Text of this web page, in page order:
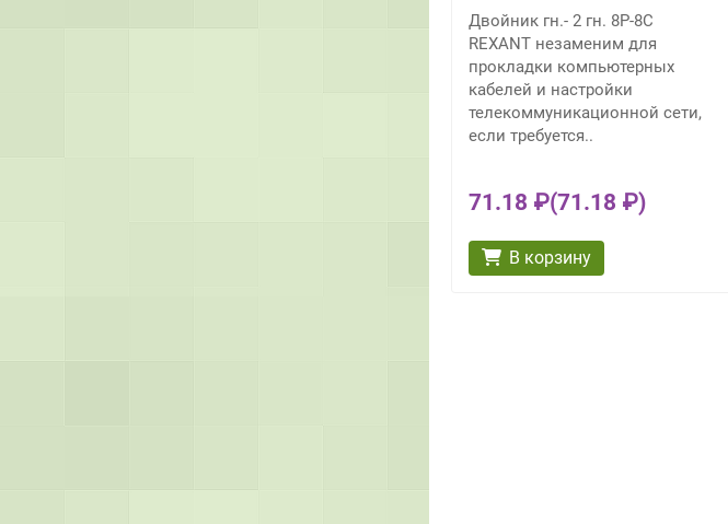
Двойник гн.- 2 гн. 8Р-8С
REXANT незаменим для
прокладки компьютерных
кабелей и настройки
телекоммуникационной сети,
если требуется..
71.18 ₽(71.18 ₽)
В корзину